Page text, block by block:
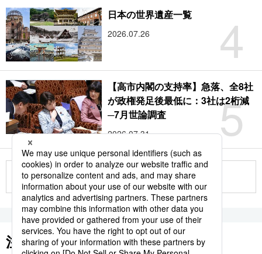
4
日本の世界遺産一覧
2026.07.26
5
【高市内閣の支持率】急落、全8社
が政権発足後最低に：3社は2桁減
─7月世論調査
2026.07.31
もっと見る
注目のキーワード